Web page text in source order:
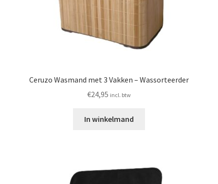
Ceruzo Wasmand met 3 Vakken – Wassorteerder
€24,95 incl. btw
In winkelmand